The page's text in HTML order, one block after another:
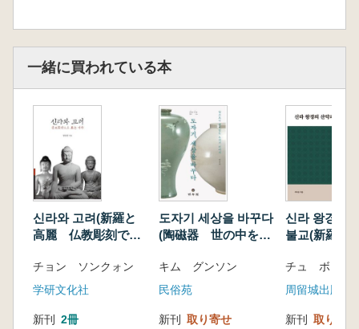
회화사 시점 재설정은 학계에 의미 있는 문제 제
기를 던진다.
기록과 검증으로 완성한 미술사의 재구성
『조선 회화의 새로운 마스터피스』는 작품을
단순한 명작이나 양식사의 사례로 다루지 않는
다. 사찰과 사대부 가문, 개인 소장품, 해외 유출
작 등 다양한 경로를 통해 모습을 드러낸 작품들
을 전시 기록, 옥션 자료, 문헌 사료와 교차 검토
하며 그 의미를 해석한다. 이를 통해 조선 회화는
고 해석되는 ‘현재진행형의 역사’로 제시된다.
특히 산수화 연구에서 저자는 50여 년에 걸친 현
장 답사를 바탕으로 한 연구 방법을 지속해왔다.
一緒に買われている本
신라와 고려(新羅と
高麗 仏教彫刻で見
チョン ソンクォン
学研文化社
新刊 2冊
도자기 세상을 바꾸다
(陶磁器 世の中を変
おもしろい陶磁器の
話)
キム グンソン
民俗苑
新刊 取り寄せ
신라 왕경의
불교(新羅王
チュ ボドン
周留城出版社
新刊 取り寄せ